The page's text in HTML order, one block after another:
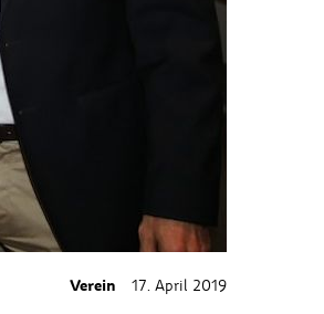
Verein 17. April 2019